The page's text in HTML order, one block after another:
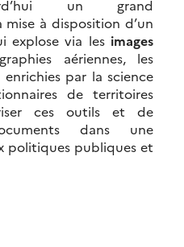
un grand
à disposition d’un
explose via les images
aériennes, les
par la science
de territoires
ces outils et de
dans une
politiques publiques et